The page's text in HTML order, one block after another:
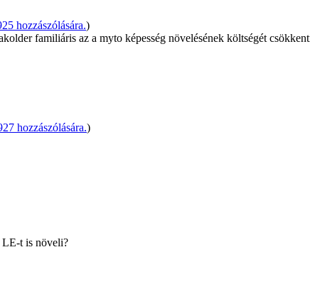
hozzászólására.)
familiáris az a myto képesség növelésének költségét
hozzászólására.)
LE-t is növeli?